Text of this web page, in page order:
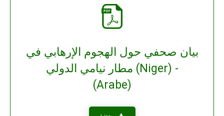
بيان صحفي حول الهجوم الإرهابي في
مطار نيامي الدولي (Niger) -
(Arabe)